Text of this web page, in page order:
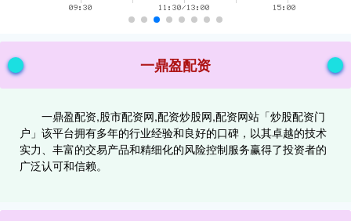
一鼎盈配资
一鼎盈配资,股市配资网,配资炒股网,配资网站「炒股配资门
户」该平台拥有多年的行业经验和良好的口碑，以其卓越的技术
实力、丰富的交易产品和精细化的风险控制服务赢得了投资者的
广泛认可和信赖。